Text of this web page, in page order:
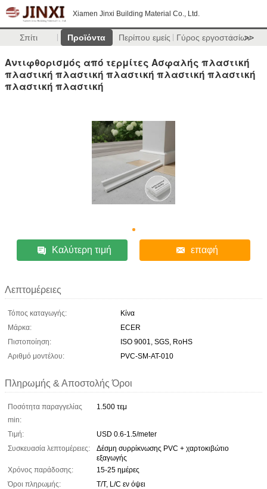
Xiamen Jinxi Building Material Co., Ltd.
Σπίτι Προϊόντα Περίπου εμείς Γύρος εργοστασίων
>>
Αντιφθορισμός από τερμίτες Ασφαλής πλαστική
πλαστική πλαστική πλαστική πλαστική πλαστική
πλαστική πλαστική
Καλύτερη τιμή επαφή
Λεπτομέρειες
Τόπος καταγωγής:
Κίνα
Μάρκα:
ECER
Πιστοποίηση:
ISO 9001, SGS, RoHS
Αριθμό μοντέλου:
PVC-SM-AT-010
Πληρωμής & Αποστολής Όροι
Ποσότητα παραγγελίας
min:
1.500 τεμ
Τιμή:
USD 0.6-1.5/meter
Συσκευασία λεπτομέρειες:
Δέσμη συρρίκνωσης PVC + χαρτοκιβώτιο
εξαγωγής
Χρόνος παράδοσης:
15-25 ημέρες
Όροι πληρωμής:
T/T, L/C εν όψει